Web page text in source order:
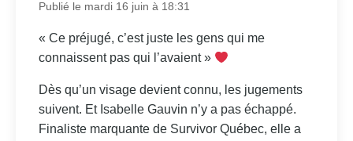
Publié le mardi 16 juin à 18:31
« Ce préjugé, c’est juste les gens qui me
connaissent pas qui l’avaient »
Dès qu’un visage devient connu, les jugements
suivent. Et Isabelle Gauvin n’y a pas échappé.
Finaliste marquante de Survivor Québec, elle a